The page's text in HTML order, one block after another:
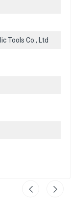
Tools Co., Ltd